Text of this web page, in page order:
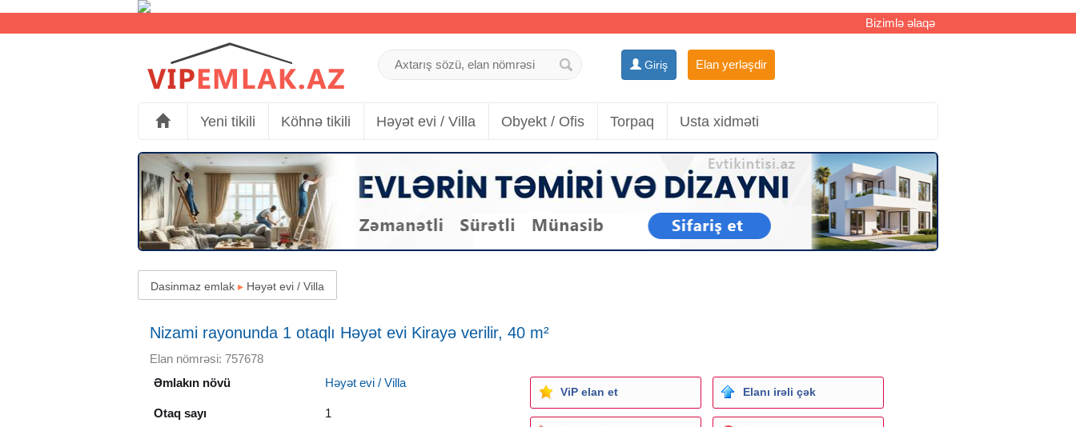
Bizimlə əlaqə
Giriş Elan yerləşdir
Yeni tikili Köhnə tikili Həyət evi / Villa Obyekt / Ofis Torpaq Usta xidməti
Dasinmaz emlak ▸ Həyət evi / Villa
Nizami rayonunda 1 otaqlı Həyət evi Kirayə verilir, 40 m²
Elan nömrəsi: 757678
Əmlakın növü
Həyət evi / Villa
Otaq sayı 1
ViP elan et Elanı irəli çək